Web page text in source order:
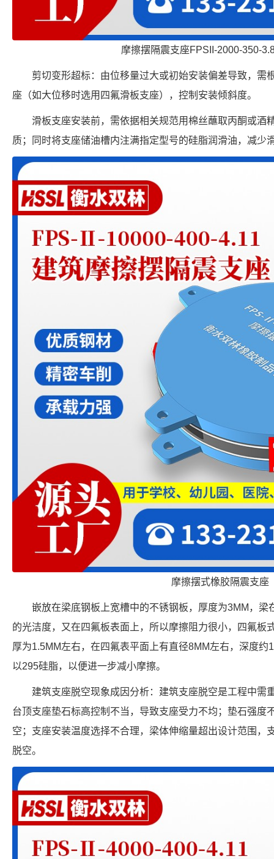
摩擦摆隔震支座FPSII-2000-350-
剪切变形超标：由位移量过大或初始安装偏差导致，需
座（如大位移时选用四氟滑板支座），控制安装倾斜度。
滑板支座安装前，需依据相关规范用棉丝蘸取丙酮或酒
质；同时将支座储油槽内注满指定型号的硅脂润滑油，减少
摩擦摆式橡胶隔震支座
嵌放在梁底钢板上宽槽中的不锈钢板，厚度为3MM，
的光洁度，又在四氟板表面上，所以摩擦阻力很小，四氟板
厚为1.5MM左右，在四氟表平面上有直径8MM左右，深度
以295硅脂，以便进一步减小摩擦。
建筑支座脱空现象成因分析：建筑支座脱空是工程中需
台顶支座垫石标高控制不当，导致支座受力不均；垫石强度
空；支座安装温度选择不合理，梁体伸缩量超出设计范围，
脱空。